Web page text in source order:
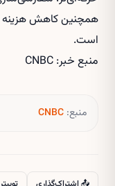
همچنین کاهش هزینه
است.
منبع خبر: CNBC
منبع: CNBC